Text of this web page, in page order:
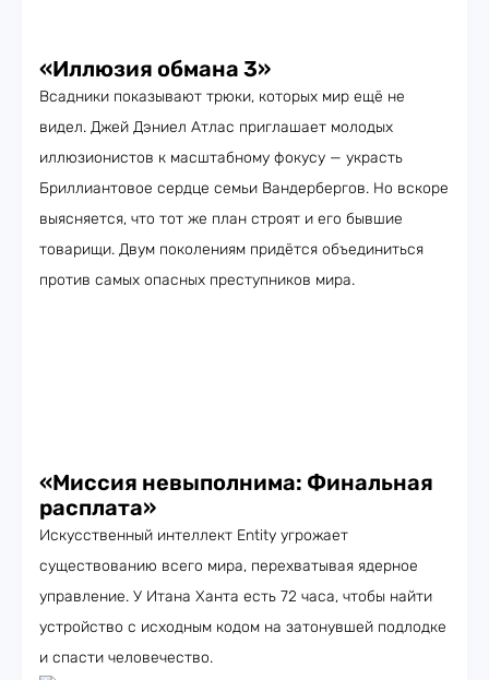
«Иллюзия обмана 3»
Всадники показывают трюки, которых мир ещё не
видел. Джей Дэниел Атлас приглашает молодых
иллюзионистов к масштабному фокусу — украсть
Бриллиантовое сердце семьи Вандербергов. Но вскоре
выясняется, что тот же план строят и его бывшие
товарищи. Двум поколениям придётся объединиться
против самых опасных преступников мира.
«Миссия невыполнима: Финальная
расплата»
Искусственный интеллект Entity угрожает
существованию всего мира, перехватывая ядерное
управление. У Итана Ханта есть 72 часа, чтобы найти
устройство с исходным кодом на затонувшей подлодке
и спасти человечество.